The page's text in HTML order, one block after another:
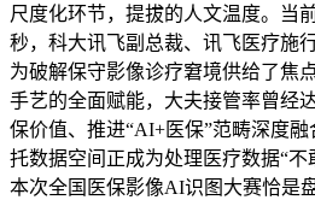
尺度化环节，提拔的人文温度。当
秒，科大讯飞副总裁、讯飞医疗施
为破解保守影像诊疗窘境供给了焦
手艺的全面赋能，大夫接管率曾经
保价值、推进“AI+医保”范畴深度
托数据空间正成为处理医疗数据“不
本次全国医保影像AI识图大赛恰是